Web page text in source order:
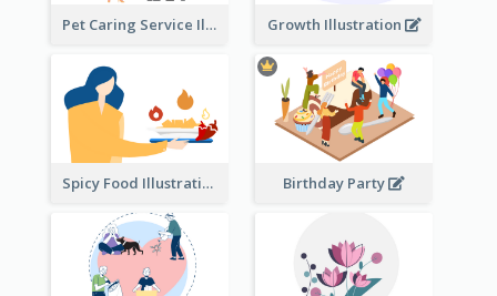
Pet Caring Service Illustration Growth Illustration
Spicy Food Illustration Birthday Party